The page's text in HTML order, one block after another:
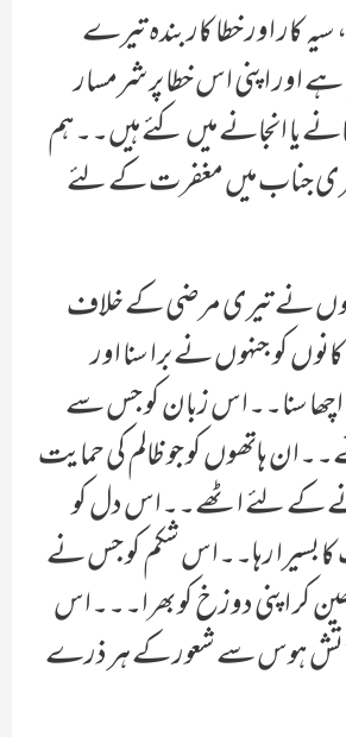
، سیہ کار اور خطا کار بندہ تیرے
ہے اور اپنی اس خطا پر شرمسار
یا انجانے میں کئے ہیں۔۔ہم
جناب میں مغفرت کے لئے
نے تیری مرضی کے خلاف
کو جنہوں نے برا سنا اور
سنا۔۔اس زبان کو جس سے
ہاتھوں کو جو ظالم کی حمایت
کے لئے اٹھے۔۔اس دل کو
بسیرا رہا۔۔اس شکم کو جس نے
کر اپنی دوزخ کو بھرا۔۔۔اس
ہوس سے شعور کے ہر ذرے